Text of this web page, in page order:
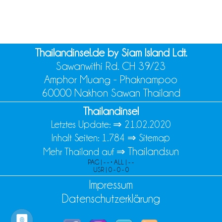
Thailandinsel.de by Siam Island Ldt.
Sawanwithi Rd. CH 39/23
Amphor Muang - Phaknampoo
60000 Nakhon Sawan Thailand
Thailandinsel
Letztes Update: ⇒ 21.02.2020
Inhalt Seiten: 1.784 ⇒ Sitemap
Mehr Thailand auf ⇒ Thailandsun
PAG | - - • ALL | - -
USR | 0 - 0 - 0
Impressum
Datenschutzerklärung